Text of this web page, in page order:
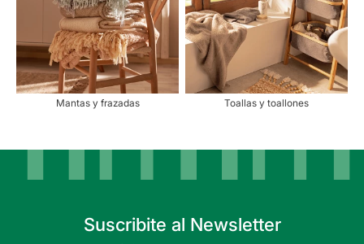
Mantas y frazadas Toallas y toallones
Suscribite al Newsletter